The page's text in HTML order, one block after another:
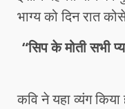
भाग्य को दिन रात
“सिप के मोती सभी
कवि ने यहा व्यंग